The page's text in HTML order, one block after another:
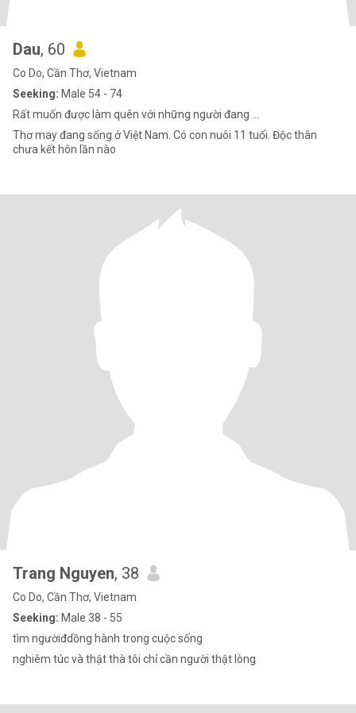
Dau, 60
Co Do, Cần Thơ, Vietnam
Seeking: Male 54 - 74
Rất muốn được làm quên với những người đang ...
Thơ may đang sống ở Việt Nam. Có con nuôi 11 tuổi. Độc thân
chưa kết hôn lần nào
Trang Nguyen, 38
Co Do, Cần Thơ, Vietnam
Seeking: Male 38 - 55
tìm ngườiđdồng hành trong cuộc sống
nghiêm túc và thật thà tôi chỉ cần người thật lòng